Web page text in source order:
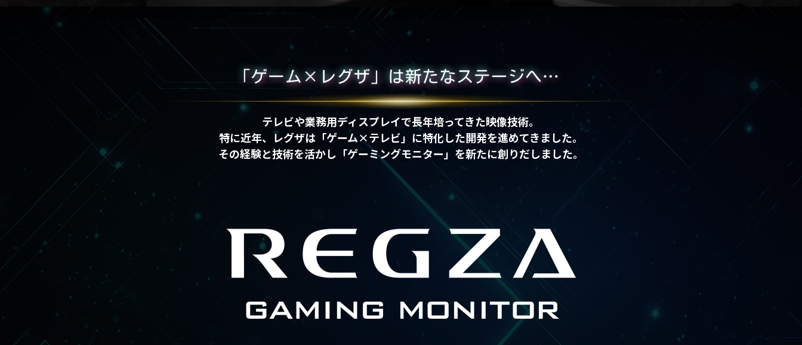
テレビや業務用ディスプレイで長年培ってきた映像技術。
特に近年、レグザは「ゲーム×テレビ」に特化した開発を進めてきました。
その経験と技術を活かし「ゲーミングモニター」を新たに創りだしました。